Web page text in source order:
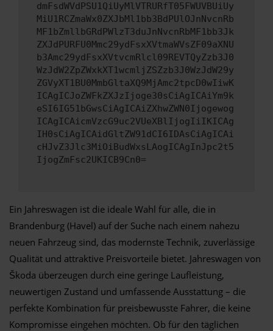
dmFsdWVdPSU1QiUyMlVTRURfT05FWUVBUiUy
MiU1RCZmaWx0ZXJbMl1bb3BdPUlOJnNvcnRb
MF1bZmllbGRdPWlzT3duJnNvcnRbMF1bb3Jk
ZXJdPURFU0Mmc29ydFsxXVtmaWVsZF09aXNU
b3Amc29ydFsxXVtvcmRlcl09REVTQyZzb3J0
WzJdW2ZpZWxkXT1wcmljZSZzb3J0WzJdW29y
ZGVyXT1BU0MmbGltaXQ9MjAmc2tpcD0wIiwK
ICAgICJoZWFkZXJzIjoge30sCiAgICAiYm9k
eSI6IG51bGwsCiAgICAiZXhwZWN0Ijogewog
ICAgICAicmVzcG9uc2VUeXBlIjogIiIKICAg
IH0sCiAgICAidGltZW91dCI6IDAsCiAgICAi
cHJvZ3Jlc3MiOiBudWxsLAogICAgInJpc2t5
IjogZmFsc2UKICB9Cn0=
Ein Jahreswagen ist die ideale Wahl für alle, die in
Brandenburg (Havel) auf der Suche nach einem nahezu
neuen Fahrzeug sind, das modernste Technik, zuverlässige
Qualität und attraktive Preisvorteile bietet. Jahreswagen von
Škoda überzeugen durch eine geringe Laufleistung,
neuwertigen Zustand und umfassende Ausstattung – die
perfekte Kombination für preisbewusste Fahrer, die keine
Kompromisse eingehen möchten. Ob für den täglichen